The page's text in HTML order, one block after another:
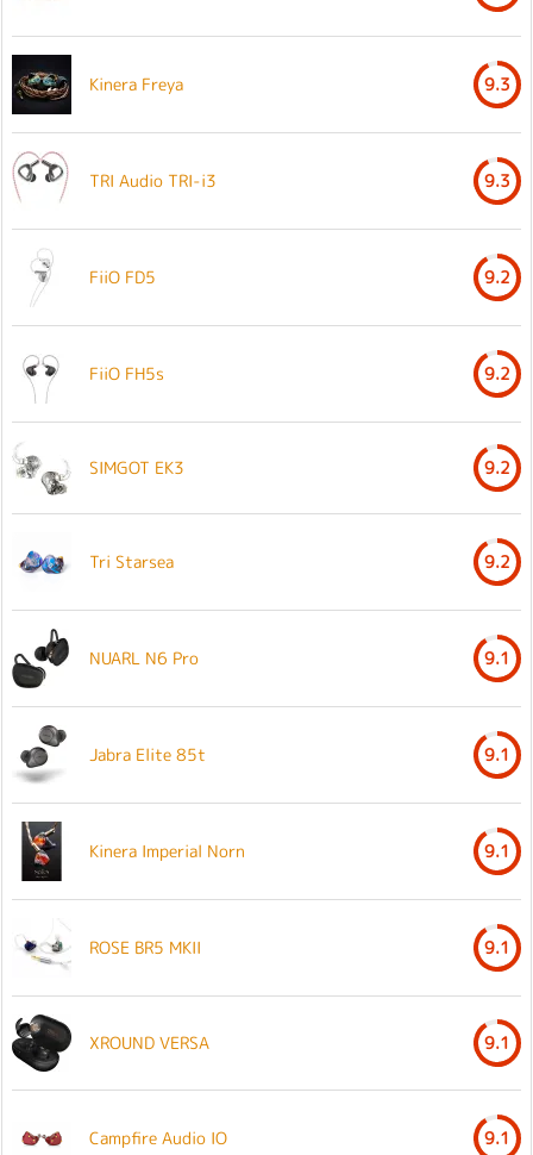
Kinera Freya 9.3
TRI Audio TRI-i3 9.3
FiiO FD5 9.2
FiiO FH5s 9.2
SIMGOT EK3 9.2
Tri Starsea 9.2
NUARL N6 Pro 9.1
Jabra Elite 85t 9.1
Kinera Imperial Norn 9.1
ROSE BR5 MKII 9.1
XROUND VERSA 9.1
Campfire Audio IO 9.1